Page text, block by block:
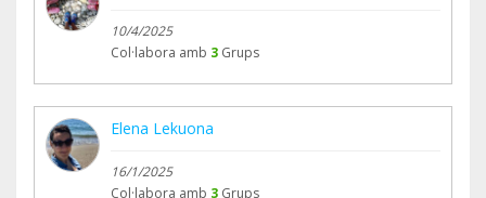
10/4/2025
Col·labora amb 3 Grups
Elena Lekuona
16/1/2025
Col·labora amb 3 Grups